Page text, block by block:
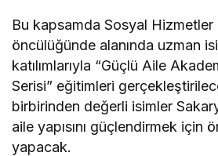
Bu kapsamda Sosyal Hizmetler
öncülüğünde alanında uzman
katılımlarıyla “Güçlü Aile
Serisi” eğitimleri
birbirinden değerli isimler
aile yapısını güçlendirmek için
yapacak.